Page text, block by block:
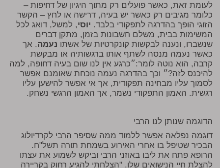
לעומת זאת, כאשר פועלים רק מתוך היגיון של דחיפות –
כלומר מגיבים רק כאשר יש בעיה, דרישה או לחץ – הקשר
הזוגי הופך בהדרגה לתפקודי בלבד. יוסי, למשל, דואג לכל
המשימות בבית, משלם חשבונות בזמן, מתקן דברים
שנשברו, ונענה לבקשות קונקרטיות של אשתו נעמה. אך
כאשר נעמה מנסה לשתף אותו ברגשותיה או מבקשת
קרבה, הוא נוטה לומר:״כרגע אין לנו שום בעיה דחופה, למה
להיכנס לזה?״ וכך בהדרגה נעמה נוכחת שאומנם אפשר
לסמוך עליו מבחינה תפקודית, אך אי אפשר להישען עליו
רגשית. האמון התפקודי נשמר, אך האמון הרגשי נשחק.
הדוגמה שנותן לנו הרבי
דוגמה נפלאה אפשר ללמוד ממה שסיפר הרבי לקרדיולוג
הבכיר שטיפל בו אחרי האירוע בשמחת תורה תשל"ח.
הרופא פתח את ליבו באוזני הרבי וביקש לשמוע את עצתו
להצלת חיי הנישואים שלו. "הצלחתי להגיע רחוק בקריירה